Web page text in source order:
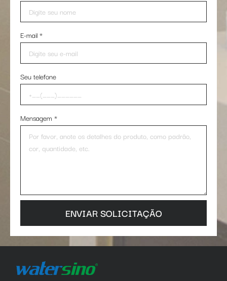
E-mail*
Seu telefone
Mensagem *
ENVIAR SOLICITAÇÃO